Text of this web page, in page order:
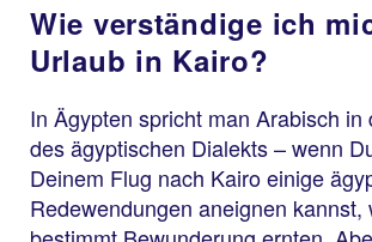
Wie verständige ich
Urlaub in Kairo?
In Ägypten spricht man Arabisch in
des ägyptischen Dialekts – wenn
Deinem Flug nach Kairo einige
Redewendungen aneignen kannst,